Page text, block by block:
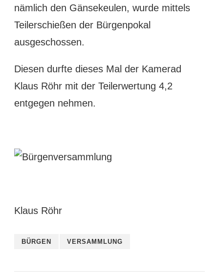
nämlich den Gänsekeulen, wurde mittels
Teilerschießen der Bürgenpokal
ausgeschossen.
Diesen durfte dieses Mal der Kamerad
Klaus Röhr mit der Teilerwertung 4,2
entgegen nehmen.
Klaus Röhr
BÜRGEN VERSAMMLUNG